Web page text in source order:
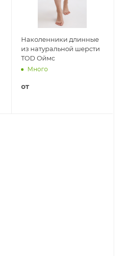
Наколенники длинные
из натуральной шерсти
TOD Оймс
Много
от